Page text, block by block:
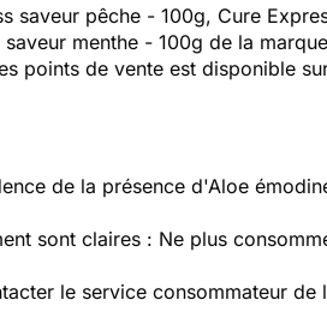
saveur pêche - 100g, Cure
menthe - 100g de la
points de vente est disponible
de la présence d'Aloe
sont claires : Ne plus
le service consommateur de